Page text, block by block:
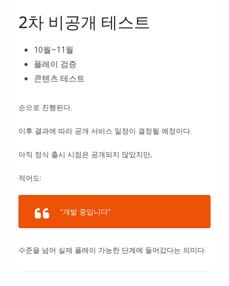
2차 비공개 테스트
10월~11월
플레이 검증
콘텐츠 테스트
순으로 진행된다.
이후 결과에 따라 공개 서비스 일정이 결정될 예정이다.
아직 정식 출시 시점은 공개되지 않았지만,
적어도:
“개발 중입니다”
수준을 넘어 실제 플레이 가능한 단계에 들어갔다는 의미다.